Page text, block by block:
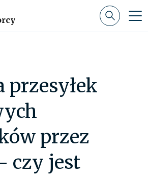
przesyłek
przez
czy jest